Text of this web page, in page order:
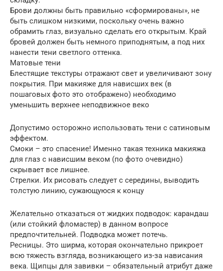
Брови должны быть правильно «сформированы», не
быть слишком низкими, поскольку очень важно
обрамить глаз, визуально сделать его открытым. Край
бровей должен быть немного приподнятым, а под них
нанести тени светлого оттенка.
Матовые тени
Блестящие текстуры отражают свет и увеличивают зону
покрытия. При макияже для нависших век (в
пошаговых фото это отображено) необходимо
уменьшить верхнее неподвижное веко
Допустимо осторожно использовать тени с сатиновым
эффектом.
Смоки – это спасение! Именно такая техника макияжа
для глаз с нависшим веком (по фото очевидно)
скрывает все лишнее.
Стрелки. Их рисовать следует с середины, выводить
толстую линию, сужающуюся к концу
Желательно отказаться от жидких подводок: карандаш
(или стойкий фломастер) в данном вопросе
предпочтительней. Подводка может потечь.
Ресницы. Это ширма, которая окончательно прикроет
всю тяжесть взгляда, возникающего из-за нависания
века. Щипцы для завивки – обязательный атрибут даже